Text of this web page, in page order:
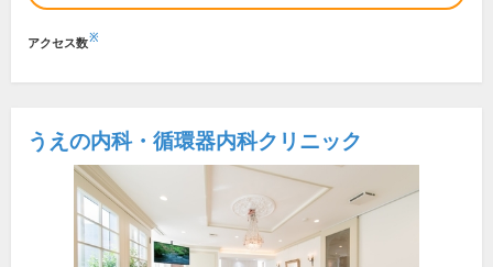
アクセス数※
うえの内科・循環器内科クリニック